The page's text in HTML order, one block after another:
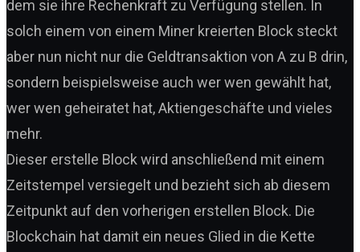
dem sie ihre Rechenkraft zu Verfügung stellen. In
solch einem von einem Miner kreierten Block steckt
aber nun nicht nur die Geldtransaktion von A zu B drin,
sondern beispielsweise auch wer wen gewählt hat,
wer wen geheiratet hat, Aktiengeschäfte und vieles
mehr.
Dieser erstelle Block wird anschließend mit einem
Zeitstempel versiegelt und bezieht sich ab diesem
Zeitpunkt auf den vorherigen erstellen Block. Die
Blockchain hat damit ein neues Glied in die Kette